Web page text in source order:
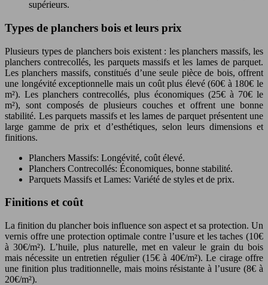
supérieurs.
Types de planchers bois et leurs prix
Plusieurs types de planchers bois existent : les planchers massifs, les
planchers contrecollés, les parquets massifs et les lames de parquet.
Les planchers massifs, constitués d’une seule pièce de bois, offrent
une longévité exceptionnelle mais un coût plus élevé (60€ à 180€ le
m²). Les planchers contrecollés, plus économiques (25€ à 70€ le
m²), sont composés de plusieurs couches et offrent une bonne
stabilité. Les parquets massifs et les lames de parquet présentent une
large gamme de prix et d’esthétiques, selon leurs dimensions et
finitions.
Planchers Massifs: Longévité, coût élevé.
Planchers Contrecollés: Économiques, bonne stabilité.
Parquets Massifs et Lames: Variété de styles et de prix.
Finitions et coût
La finition du plancher bois influence son aspect et sa protection. Un
vernis offre une protection optimale contre l’usure et les taches (10€
à 30€/m²). L’huile, plus naturelle, met en valeur le grain du bois
mais nécessite un entretien régulier (15€ à 40€/m²). Le cirage offre
une finition plus traditionnelle, mais moins résistante à l’usure (8€ à
20€/m²).